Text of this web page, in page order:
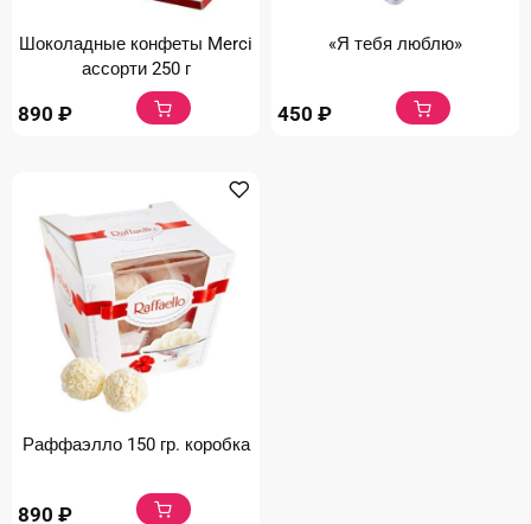
Шоколадные конфеты Merci
ассорти 250 г
890 ₽
«Я тебя люблю»
450 ₽
Раффаэлло 150 гр. коробка
890 ₽